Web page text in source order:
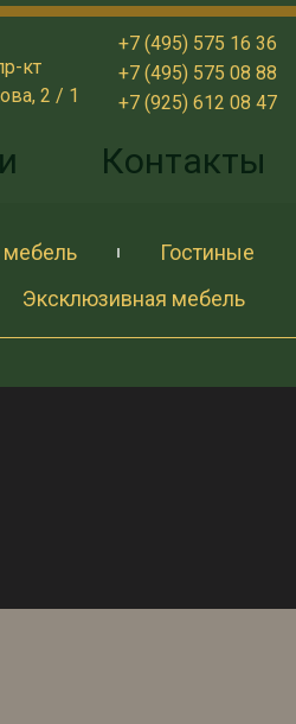
Контакты
+7 (495) 575 16 36
+7 (495) 575 08 88
+7 (925) 612 08 47
кт
2 / 1
мебель
Гостиные
Эксклюзивная мебель